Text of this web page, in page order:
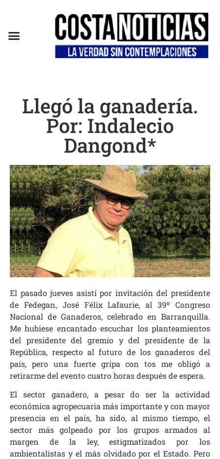
Llegó la ganadería.
Por: Indalecio
Dangond*
El pasado jueves asistí por invitación del presidente
de Fedegan, José Félix Lafaurie, al 39º Congreso
Nacional de Ganaderos, celebrado en Barranquilla.
Me hubiese encantado escuchar los planteamientos
del presidente del gremio y del presidente de la
República, respecto al futuro de los ganaderos del
país, pero una fuerte gripa con tos me obligó a
retirarme del evento cuatro horas después de espera.
El sector ganadero, a pesar do ser la actividad
económica agropecuaria más importante y con mayor
presencia en el país, ha sido, al mismo tiempo, el
sector más golpeado por los grupos armados al
margen de la ley, estigmatizados por los
ambientalistas y el más olvidado por el Estado. Pero